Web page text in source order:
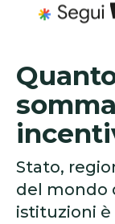
Stato,
del mondo
istituzioni